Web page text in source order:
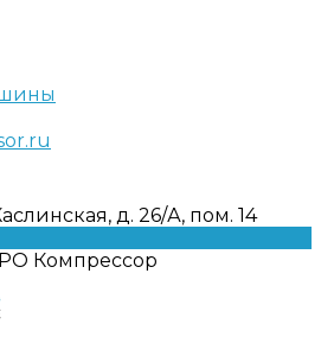
д. 26/А, пом. 14
Компрессор